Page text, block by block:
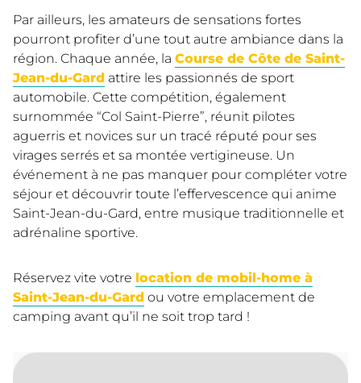
Par ailleurs, les amateurs de sensations fortes
pourront profiter d’une tout autre ambiance dans la
région. Chaque année, la Course de Côte de Saint-
Jean-du-Gard attire les passionnés de sport
automobile. Cette compétition, également
surnommée “Col Saint-Pierre”, réunit pilotes
aguerris et novices sur un tracé réputé pour ses
virages serrés et sa montée vertigineuse. Un
événement à ne pas manquer pour compléter votre
séjour et découvrir toute l’effervescence qui anime
Saint-Jean-du-Gard, entre musique traditionnelle et
adrénaline sportive.
Réservez vite votre location de mobil-home à
Saint-Jean-du-Gard ou votre emplacement de
camping avant qu’il ne soit trop tard !